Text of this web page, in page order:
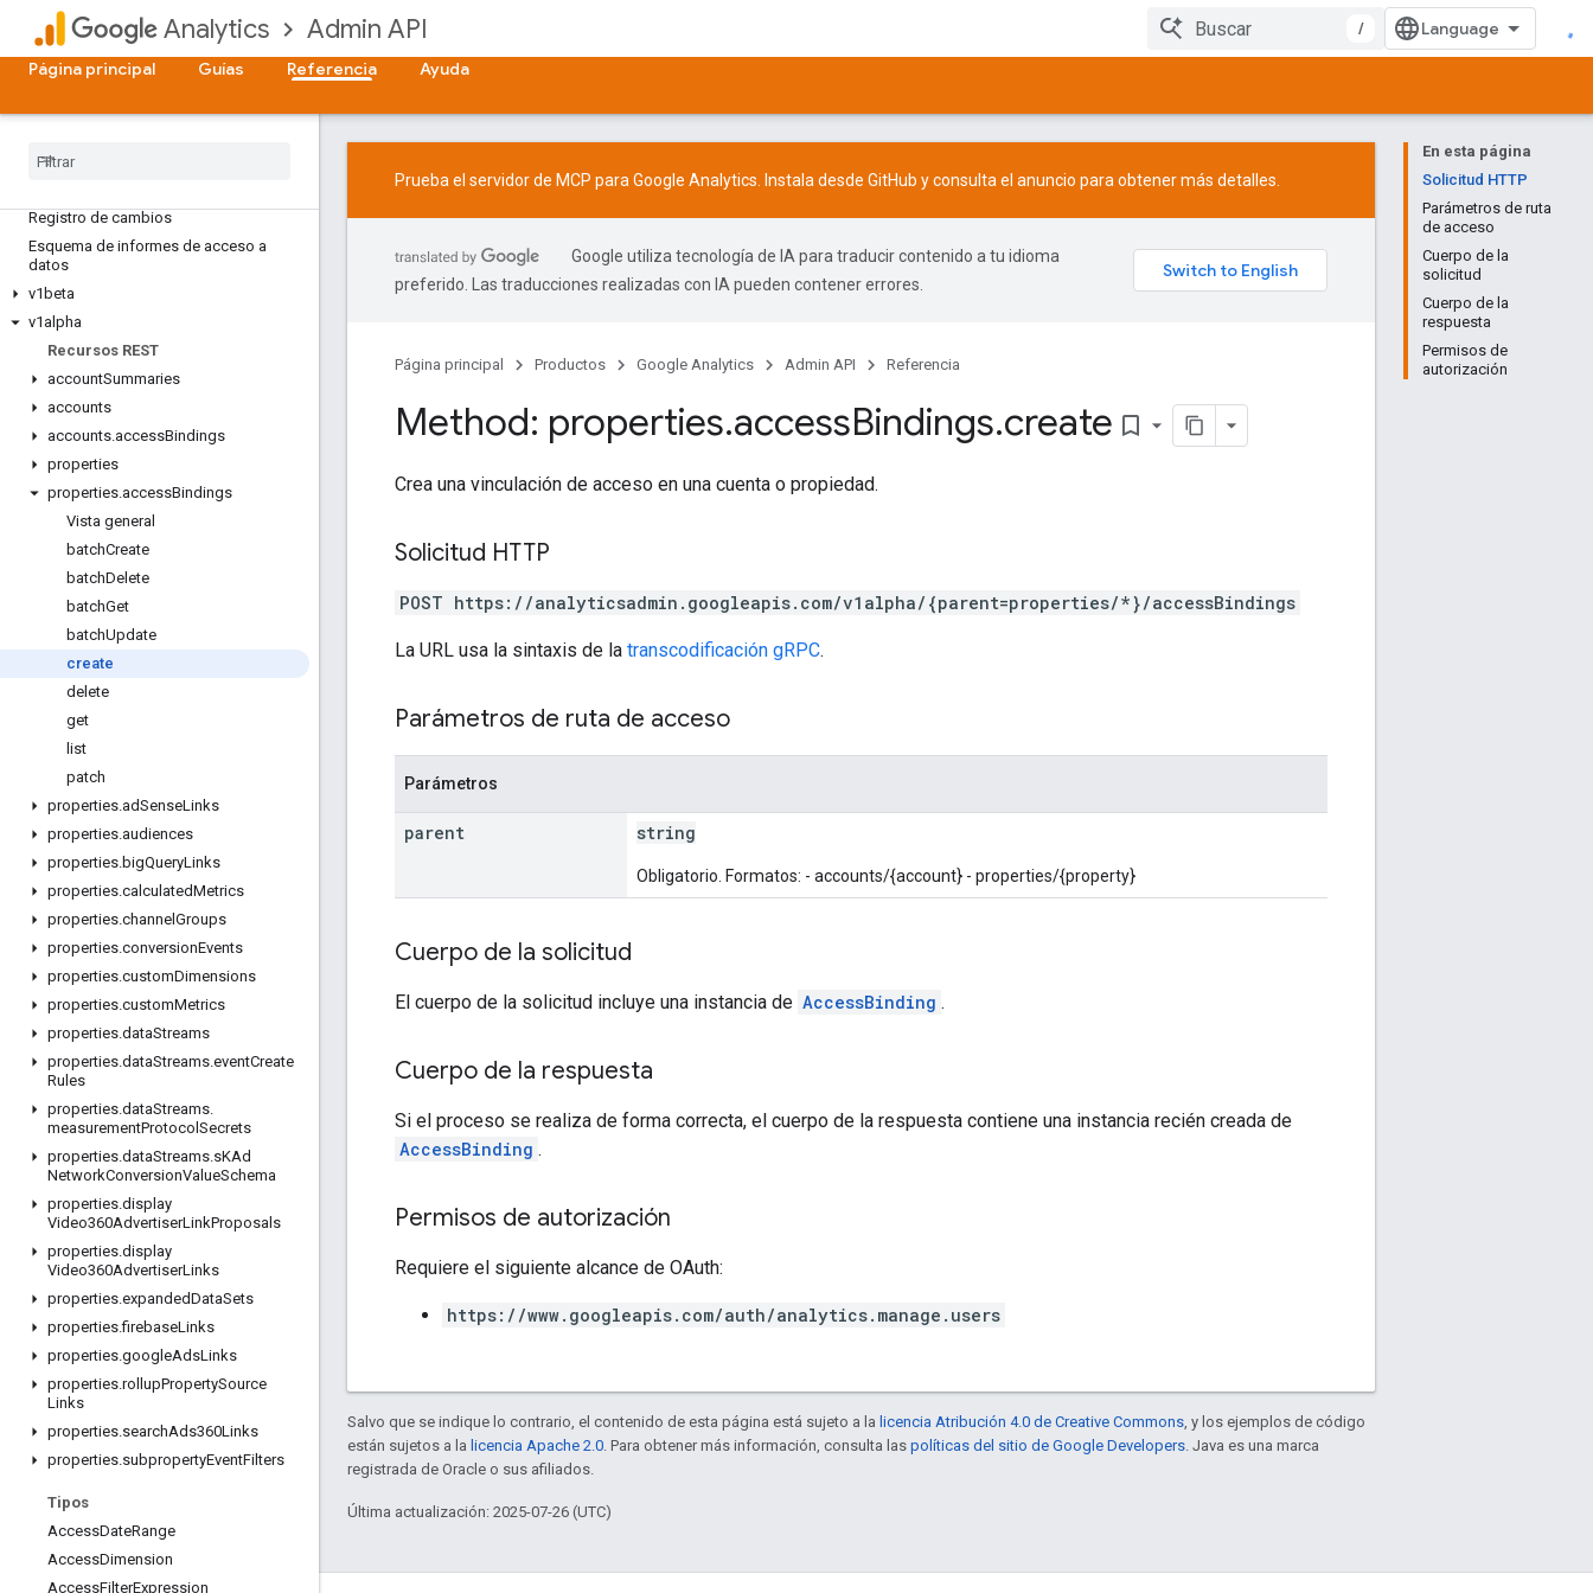
Analytics Admin API
/
Página principal
Guías Referencia Ayuda
Vista general
Registro de cambios
Esquema de informes de acceso a
datos
v1beta
v1alpha
Recursos REST
accountSummaries
accounts
accounts.accessBindings
properties
properties.accessBindings
Vista general
batchCreate
batchDelete
batchGet
batchUpdate
create
delete
get
list
patch
properties.adSenseLinks
properties.audiences
properties.bigQueryLinks
properties.calculatedMetrics
properties.channel Groups
properties.conversionEvents
properties.customDimensions
properties.customMetrics
properties.dataStreams
properties.dataStreams.eventCreate
Rules
properties.dataStreams.
measurementProtocol Secrets
properties.dataStreams.sKAd
NetworkConversionValueSchema
properties.display
Video360AdvertiserLinkProposals
properties.display
Video360AdvertiserLinks
properties.expandedDataSets
properties.firebaseLinks
properties.googleAdsLinks
properties.rollupPropertySource
Links
properties.searchAds360Links
properties.subpropertyEventFilters
Tipos
AccessDateRange
AccessDimension
AccessFilterExpression
En esta página
Solicitud HTTP
Parámetros de ruta
de acceso
Cuerpo de la
solicitud
Cuerpo de la
respuesta
Permisos de
autorización
Prueba el servidor de MCP para Google Analytics. Instala desde GitHub y consulta el anuncio para obtener más detalles.
Google utiliza tecnología de IA para traducir contenido a tu idioma
preferido. Las traducciones realizadas con IA pueden contener errores.
Página principal Productos Google Analytics Admin API Referencia
Method: properties.accessBindings.create bookmark_border
Crea una vinculación de acceso en una cuenta o propiedad.
Solicitud HTTP
POST https://analyticsadmin.googleapis.com/v1alpha/{parent=properties/*}/accessBindings
La URL usa la sintaxis de la transcodificación gRPC.
Parámetros de ruta de acceso
Parámetros
parent string
Obligatorio. Formatos: - accounts/{account} - properties/{property}
Cuerpo de la solicitud
El cuerpo de la solicitud incluye una instancia de AccessBinding .
Cuerpo de la respuesta
Si el proceso se realiza de forma correcta, el cuerpo de la respuesta contiene una instancia recién creada de
AccessBinding .
Permisos de autorización
Requiere el siguiente alcance de OAuth:
https://www.googleapis.com/auth/analytics.manage.users
Salvo que se indique lo contrario, el contenido de esta página está sujeto a la licencia Atribución 4.0 de Creative Commons , y los ejemplos de código
están sujetos a la licencia Apache 2.0 . Para obtener más información, consulta las políticas del sitio de Google Developers . Java es una marca
registrada de Oracle o sus afiliados.
Última actualización: 2025-07-26 (UTC)